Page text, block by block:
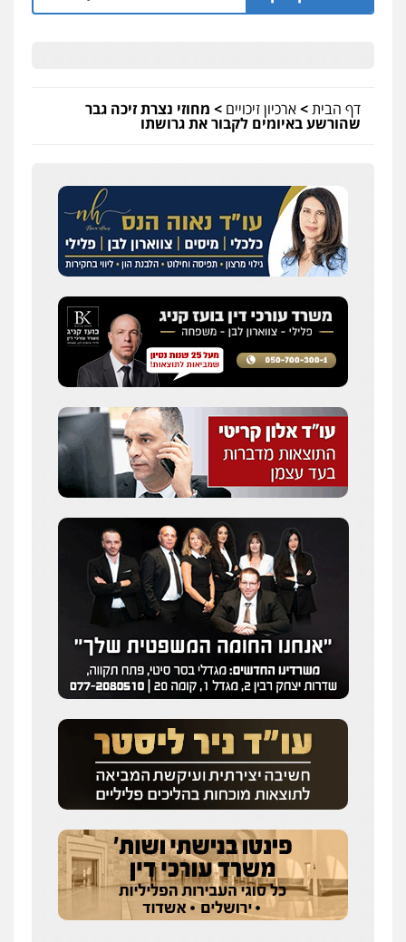
דף הבית>ארכיון זיכויים > מחוזי נצרת זיכה גבר
שהורשע באיומים לקבור את גרושתו